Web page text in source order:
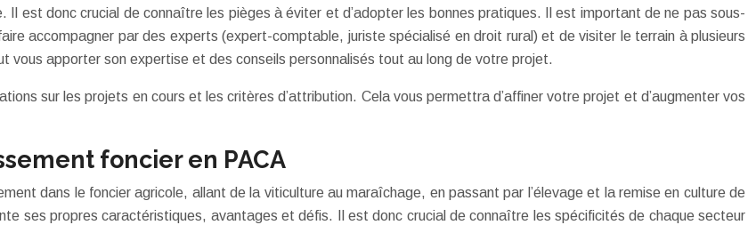
Il est donc crucial de connaître les pièges à éviter et d’adopter les bonnes pratiques. Il est important de ne pas sous-
accompagner par des experts (expert-comptable, juriste spécialisé en droit rural) et de visiter le terrain à plusieurs
apporter son expertise et des conseils personnalisés tout au long de votre projet.
sur les projets en cours et les critères d’attribution. Cela vous permettra d’affiner votre projet et d’augmenter vos
foncier en PACA
dans le foncier agricole, allant de la viticulture au maraîchage, en passant par l’élevage et la remise en culture de
ses propres caractéristiques, avantages et défis. Il est donc crucial de connaître les spécificités de chaque secteur